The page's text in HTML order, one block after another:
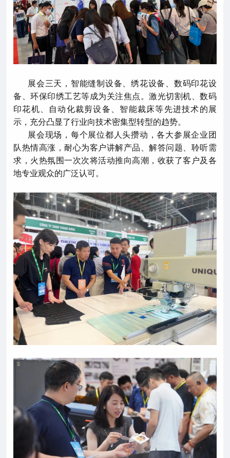
展会三天，智能缝制设备、绣花设备、数码印花设
备、环保印绣工艺等成为关注焦点。激光切割机、数码
印花机、自动化裁剪设备、智能裁床等先进技术的展
示，充分凸显了行业向技术密集型转型的趋势。
展会现场，每个展位都人头攒动，各大参展企业团
队热情高涨，耐心为客户讲解产品、解答问题、聆听需
求，火热氛围一次次将活动推向高潮，收获了客户及各
地专业观众的广泛认可。